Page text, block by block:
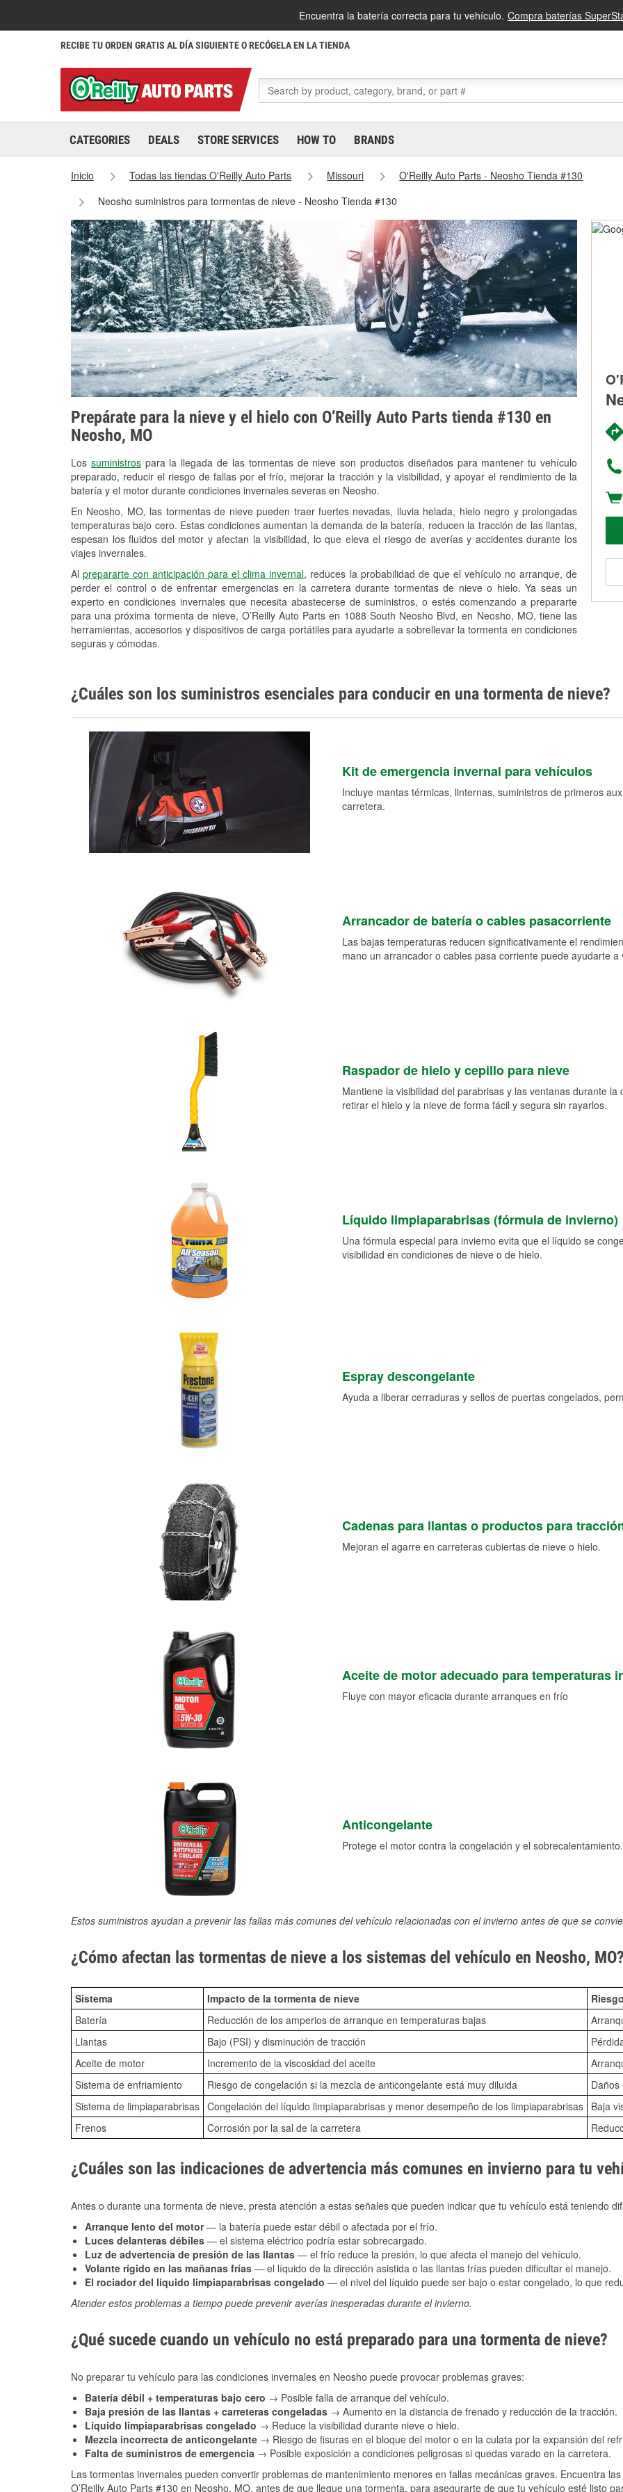
Encuentra la batería correcta para tu vehículo. Compra baterías
RECIBE TU ORDEN GRATIS AL DÍA SIGUIENTE O RECÓGELA EN LA TIENDA
CATEGORIES DEALS STORE SERVICES HOW TO BRANDS
Inicio Todas las tiendas O'Reilly Auto Parts Missouri
O'Reilly Auto Parts - Neosho Tienda #130
Neosho suministros para tormentas de nieve - Neosho Tienda #130
Prepárate para la nieve y el hielo con O’Reilly Auto Parts tienda #130 en
Neosho, MO
Los suministrospara la llegada de las tormentas de nieve son productos diseñados para mantener tu vehículo
preparado, reducir el riesgo de fallas por el frío, mejorar la tracción y la visibilidad, y apoyar el rendimiento de la
batería y el motor durante condiciones invernales severas en Neosho.
En Neosho, MO, las tormentas de nieve pueden traer fuertes nevadas, lluvia helada, hielo negro y prolongadas
temperaturas bajo cero. Estas condiciones aumentan la demanda de la batería, reducen la tracción de las llantas,
espesan los fluidos del motor y afectan la visibilidad, lo que eleva el riesgo de averías y accidentes durante los
viajes invernales.
Alprepararte con anticipación para el clima invernal, reduces la probabilidad de que el vehículo no arranque, de
perder el control o de enfrentar emergencias en la carretera durante tormentas de nieve o hielo. Ya seas un
experto en condiciones invernales que necesita abastecerse de suministros, o estés comenzando a prepararte
para una próxima tormenta de nieve, O’Reilly Auto Parts en 1088 South Neosho Blvd, en Neosho, MO, tiene las
herramientas, accesorios y dispositivos de carga portátiles para ayudarte a sobrellevar la tormenta en condiciones
seguras y cómodas.
¿Cuáles son los suministros esenciales para conducir en una tormenta de nieve?
Kit de emergencia invernal para vehículos
Incluye mantas térmicas, linternas, suministros de primeros
carretera.
Arrancador de batería o cables pasacorriente
Las bajas temperaturas reducen significativamente el
mano un arrancador o cables pasa corriente puede ayudarte
Raspador de hielo y cepillo para nieve
Mantiene la visibilidad del parabrisas y las ventanas durante
retirar el hielo y la nieve de forma fácil y segura sin rayarlos.
Líquido limpiaparabrisas (fórmula de invierno)
Una fórmula especial para invierno evita que el líquido se
visibilidad en condiciones de nieve o de hielo.
Espray descongelante
Ayuda a liberar cerraduras y sellos de puertas congelados,
Cadenas para llantas o productos para
Mejoran el agarre en carreteras cubiertas de nieve o hielo.
Aceite de motor adecuado para temperaturas
Fluye con mayor eficacia durante arranques en frío
Anticongelante
Protege el motor contra la congelación y el sobrecalentamiento.
Estos suministros ayudan a prevenir las fallas más comunes del vehículo relacionadas con el invierno antes de que se
¿Cómo afectan las tormentas de nieve a los sistemas del vehículo en Neosho, MO?
Sistema Impacto de la tormenta de nieve
Batería
Reducción de los amperios de arranque en temperaturas bajas
Llantas
Bajo (PSI) y disminución de tracción
Aceite de motor
Incremento de la viscosidad del aceite
Sistema de enfriamiento
Riesgo de congelación si la mezcla de anticongelante está muy diluida
Sistema de limpiaparabrisas Congelación del líquido limpiaparabrisas y menor desempeño de los limpiaparabrisas Baja
Frenos
Corrosión por la sal de la carretera
¿Cuáles son las indicaciones de advertencia más comunes en invierno para tu
Antes o durante una tormenta de nieve, presta atención a estas señales que pueden indicar que tu vehículo está teniendo
Arranque lento del motor— la batería puede estar débil o afectada por el frío.
Luces delanteras débiles — el sistema eléctrico podría estar sobrecargado.
Luz de advertencia de presión de las llantas — el frío reduce la presión, lo que afecta el manejo del vehículo.
Volante rígido en las mañanas frías — el líquido de la dirección asistida o las llantas frías pueden dificultar el manejo.
El rociador del líquido limpiaparabrisas congelado — el nivel del líquido puede ser bajo o estar congelado, lo que
Atender estos problemas a tiempo puede prevenir averías inesperadas durante el invierno.
¿Qué sucede cuando un vehículo no está preparado para una tormenta de nieve?
No preparar tu vehículo para las condiciones invernales en Neosho puede provocar problemas graves:
Batería débil + temperaturas bajo cero → Posible falla de arranque del vehículo.
Baja presión de las llantas + carreteras congeladas → Aumento en la distancia de frenado y reducción de la tracción.
Líquido limpiaparabrisas congelado → Reduce la visibilidad durante nieve o hielo.
Mezcla incorrecta de anticongelante → Riesgo de fisuras en el bloque del motor o en la culata por la expansión del
Falta de suministros de emergencia → Posible exposición a condiciones peligrosas si quedas varado en la carretera.
Las tormentas invernales pueden convertir problemas de mantenimiento menores en fallas mecánicas graves. Encuentra
O’Reilly Auto Parts #130 en Neosho, MO, antes de que llegue una tormenta, para asegurarte de que tu vehículo esté listo